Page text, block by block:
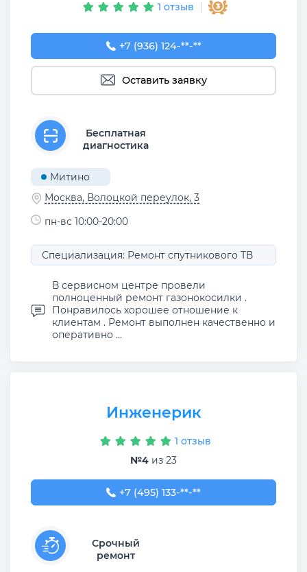
1 отзыв
+7 (936) 124-37-22
+7 (936) 124-**-**
Оставить заявку
Бесплатная
диагностика
Митино
Москва, Волоцкой переулок, 3
пн-вс 10:00-20:00
Специализация: Ремонт спутникового ТВ
В сервисном центре провели
полноценный ремонт газонокосилки .
Понравилось хорошее отношение к
клиентам . Ремонт выполнен качественно и
оперативно ...
Инженерик
1 отзыв
№4 из 23
+7 (495) 133-01-20
+7 (495) 133-**-**
Срочный
ремонт